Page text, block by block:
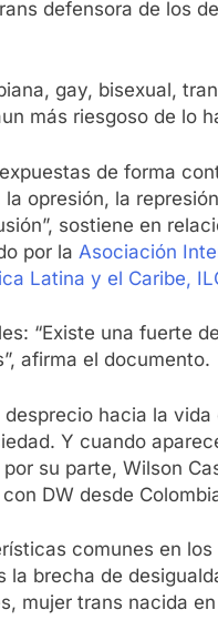
defensora de los
gay, bisexual,
más riesgoso de lo
de forma
opresión, la
sostiene en
por la Asociación
Latina y el Caribe,
“Existe una fuerte
afirma el documento.
hacia la vida
Y cuando
su parte, Wilson
DW desde
comunes en
la brecha de
mujer trans nacida